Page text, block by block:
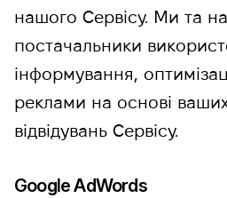
нашого Сервісу. Ми та
постачальники
інформування,
реклами на основі
відвідувань Сервісу.
Google AdWords